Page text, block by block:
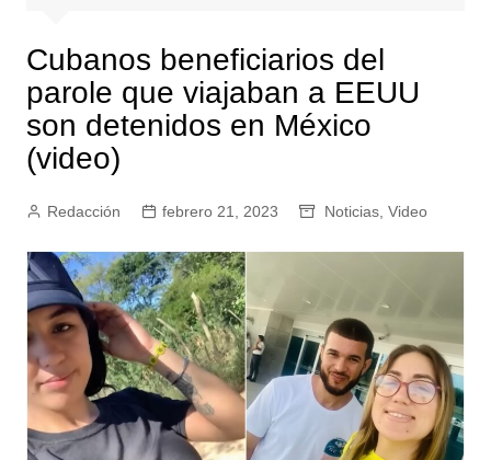
Cubanos beneficiarios del
parole que viajaban a EEUU
son detenidos en México
(video)
Redacción febrero 21, 2023 Noticias, Video